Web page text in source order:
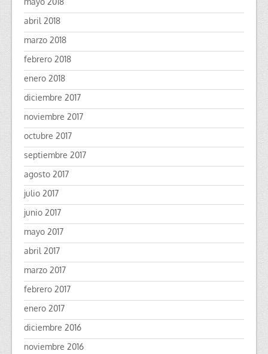
abril 2018
marzo 2018
febrero 2018
enero 2018
diciembre 2017
noviembre 2017
octubre 2017
septiembre 2017
agosto 2017
julio 2017
junio 2017
mayo 2017
abril 2017
marzo 2017
febrero 2017
enero 2017
diciembre 2016
noviembre 2016